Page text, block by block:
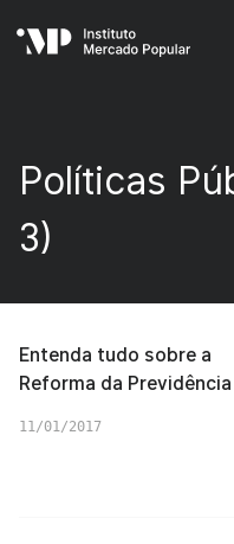
Políticas
3)
Entenda tudo sobre a
Reforma da Previdência
11/01/2017